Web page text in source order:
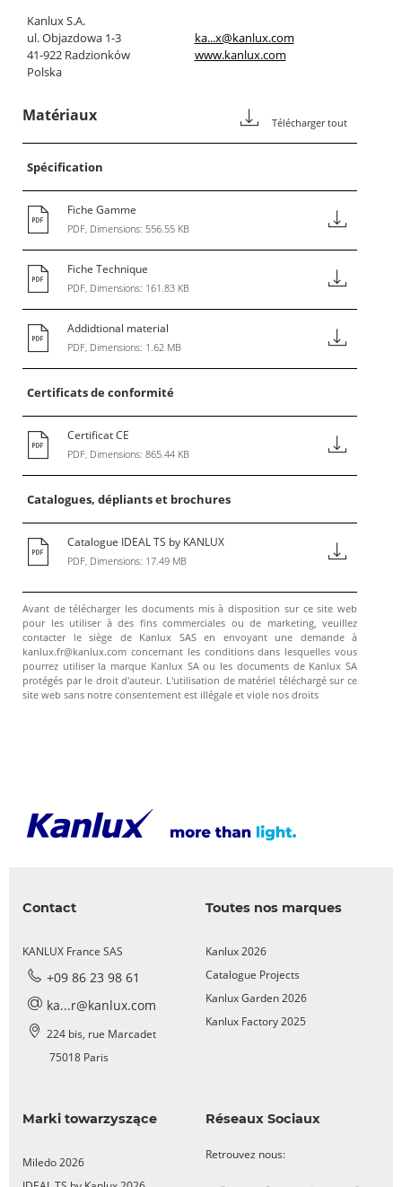
Kanlux S.A.
ul. Objazdowa 1-3
41-922 Radzionków
Polska
ka...x@kanlux.com
www.kanlux.com
Matériaux Télécharger tout
Spécification
Fiche Gamme
PDF, Dimensions: 556.55 KB
Fiche Technique
PDF, Dimensions: 161.83 KB
Addidtional material
PDF, Dimensions: 1.62 MB
Certificats de conformité
Certificat CE
PDF, Dimensions: 865.44 KB
Catalogues, dépliants et brochures
Catalogue IDEAL TS by KANLUX
PDF, Dimensions: 17.49 MB
Avant de télécharger les documents mis à disposition sur ce site web
pour les utiliser à des fins commerciales ou de marketing, veuillez
contacter le siège de Kanlux SAS en envoyant une demande à
kanlux.fr@kanlux.com concernant les conditions dans lesquelles vous
pourrez utiliser la marque Kanlux SA ou les documents de Kanlux SA
protégés par le droit d'auteur. L'utilisation de matériel téléchargé sur ce
site web sans notre consentement est illégale et viole nos droits
Contact
KANLUX France SAS
+09 86 23 98 61
ka...r@kanlux.com
224 bis, rue Marcadet
75018 Paris
Toutes nos marques
Kanlux 2026
Catalogue Projects
Kanlux Garden 2026
Kanlux Factory 2025
Marki towarzyszące
Miledo 2026
Réseaux Sociaux
Retrouvez nous: